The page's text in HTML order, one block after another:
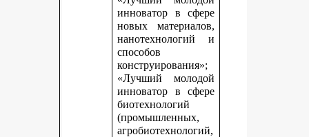
инноватор в сфере
новых материалов,
нанотехнологий и
способов
конструирования»;
«Лучший молодой
инноватор в сфере
биотехнологий
(промышленных,
агробиотехнологий,